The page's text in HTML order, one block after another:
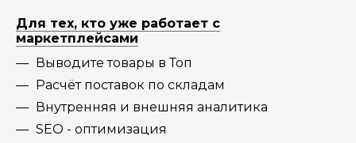
Для тех, кто уже работает с
маркетплейсами
Выводите товары в Топ
Расчёт поставок по складам
Внутренняя и внешняя аналитика
SEO - оптимизация